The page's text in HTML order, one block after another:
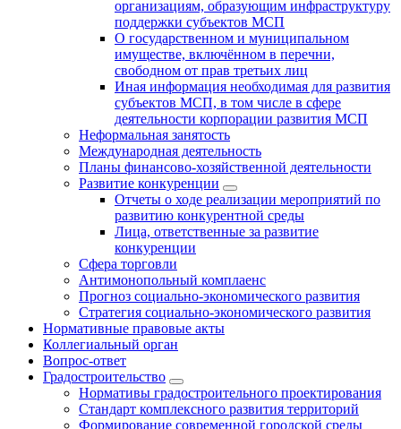
организациям, образующим инфраструктуру
поддержки субъектов МСП
О государственном и муниципальном
имуществе, включённом в перечни,
свободном от прав третьих лиц
Иная информация необходимая для развития
субъектов МСП, в том числе в сфере
деятельности корпорации развития МСП
Неформальная занятость
Международная деятельность
Планы финансово-хозяйственной деятельности
Развитие конкуренции
Отчеты о ходе реализации мероприятий по
развитию конкурентной среды
Лица, ответственные за развитие
конкуренции
Сфера торговли
Антимонопольный комплаенс
Прогноз социально-экономического развития
Стратегия социально-экономического развития
Нормативные правовые акты
Коллегиальный орган
Вопрос-ответ
Градостроительство
Нормативы градостроительного проектирования
Стандарт комплексного развития территорий
Формирование современной городской среды